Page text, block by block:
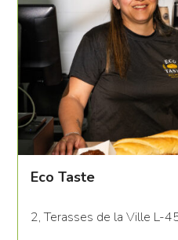
Eco Taste
2, Terasses de la Ville L-